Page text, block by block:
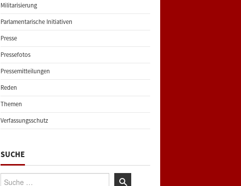
Militarisierung
Parlamentarische Initiativen
Presse
Pressefotos
Pressemitteilungen
Reden
Themen
Verfassungsschutz
SUCHE
Suche: